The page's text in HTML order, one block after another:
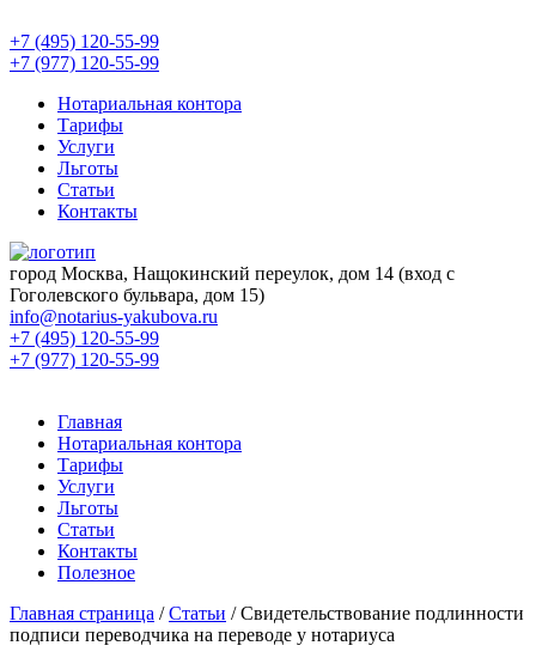
+7 (495) 120-55-99
+7 (977) 120-55-99
Нотариальная контора
Тарифы
Услуги
Льготы
Статьи
Контакты
город Москва, Нащокинский переулок, дом 14 (вход с
Гоголевского бульвара, дом 15)
info@notarius-yakubova.ru
+7 (495) 120-55-99
+7 (977) 120-55-99
Главная
Нотариальная контора
Тарифы
Услуги
Льготы
Статьи
Контакты
Полезное
Главная страница / Статьи / Свидетельствование подлинности
подписи переводчика на переводе у нотариуса